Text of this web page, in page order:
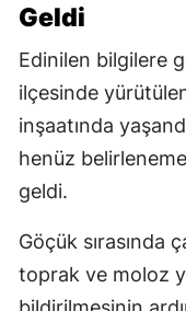
Geldi
Edinilen bilgilere
ilçesinde
inşaatında
henüz
geldi.
Göçük sırasında
toprak ve moloz